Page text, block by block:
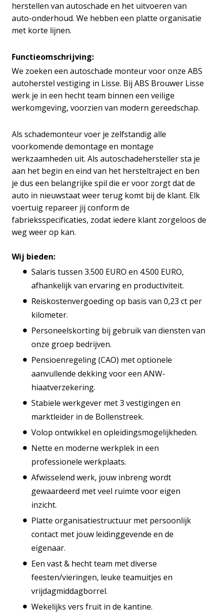
herstellen van autoschade en het uitvoeren van
auto-onderhoud. We hebben een platte organisatie
met korte lijnen.
Functieomschrijving:
We zoeken een autoschade monteur voor onze ABS
autoherstel vestiging in Lisse. Bij ABS Brouwer Lisse
werk je in een hecht team binnen een veilige
werkomgeving, voorzien van modern gereedschap.
Als schademonteur voer je zelfstandig alle
voorkomende demontage en montage
werkzaamheden uit. Als autoschadehersteller sta je
aan het begin en eind van het hersteltraject en ben
je dus een belangrijke spil die er voor zorgt dat de
auto in nieuwstaat weer terug komt bij de klant. Elk
voertuig repareer jij conform de
fabrieksspecificaties, zodat iedere klant zorgeloos de
weg weer op kan.
Wij bieden:
Salaris tussen 3.500 EURO en 4.500 EURO,
afhankelijk van ervaring en productiviteit.
Reiskostenvergoeding op basis van 0,23 ct per
kilometer.
Personeelskorting bij gebruik van diensten van
onze groep bedrijven.
Pensioenregeling (CAO) met optionele
aanvullende dekking voor een ANW-
hiaatverzekering.
Stabiele werkgever met 3 vestigingen en
marktleider in de Bollenstreek.
Volop ontwikkel en opleidingsmogelijkheden.
Nette en moderne werkplek in een
professionele werkplaats.
Afwisselend werk, jouw inbreng wordt
gewaardeerd met veel ruimte voor eigen
inzicht.
Platte organisatiestructuur met persoonlijk
contact met jouw leidinggevende en de
eigenaar.
Een vast & hecht team met diverse
feesten/vieringen, leuke teamuitjes en
vrijdagmiddagborrel.
Wekelijks vers fruit in de kantine.